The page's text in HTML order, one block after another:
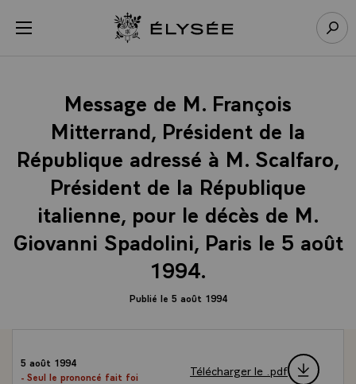
menu Retour à l’accueil Élysée
Message de M. François
Mitterrand, Président de la
République adressé à M. Scalfaro,
Président de la République
italienne, pour le décès de M.
Giovanni Spadolini, Paris le 5 août
1994.
Publié le 5 août 1994
5 août 1994
- Seul le prononcé fait foi
Télécharger le .pdf
Panneau de gestion des cookies